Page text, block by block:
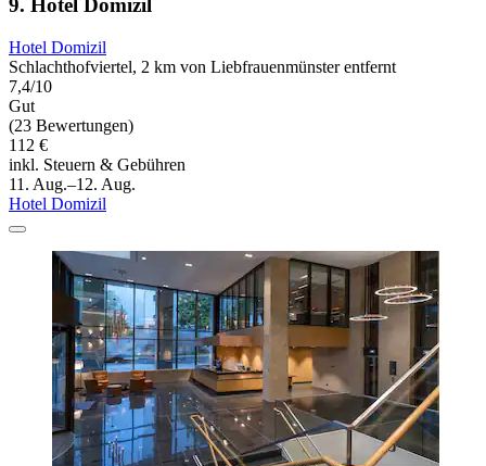
9. Hotel Domizil
Hotel Domizil
Schlachthofviertel, 2 km von Liebfrauenmünster entfernt
7,4/10
Gut
(23 Bewertungen)
112 €
inkl. Steuern & Gebühren
11. Aug.–12. Aug.
Hotel Domizil